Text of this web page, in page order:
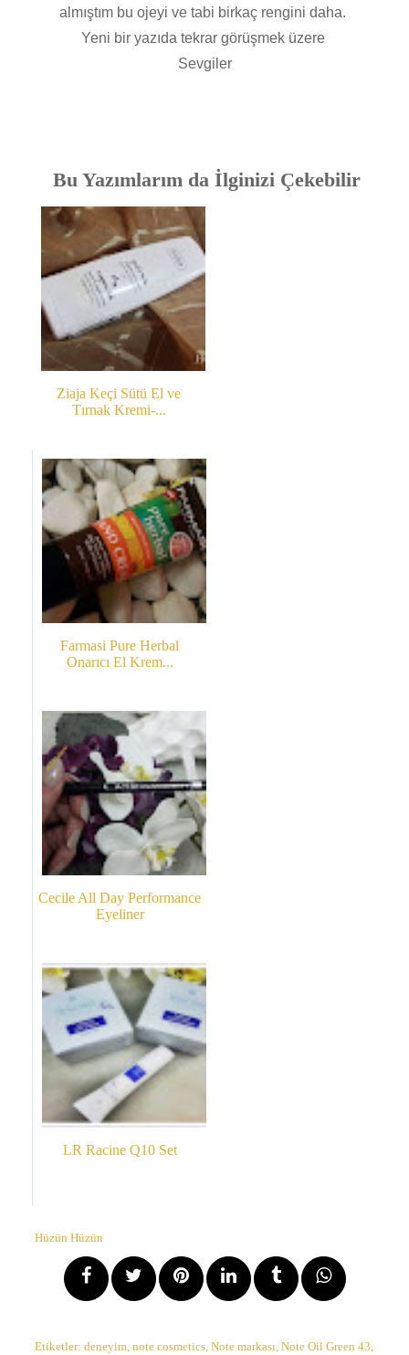
almıştım bu ojeyi ve tabi birkaç rengini daha.
Yeni bir yazıda tekrar görüşmek üzere
Sevgiler
Bu Yazımlarım da İlginizi Çekebilir
Ziaja Keçi Sütü El ve
Tırnak Kremi-...
Farmasi Pure Herbal
Onarıcı El Krem...
Cecile All Day Performance
Eyeliner
LR Racine Q10 Set
Hüzün Hüzün
Etiketler: deneyim, note cosmetics, Note markası, Note Oil Green 43,